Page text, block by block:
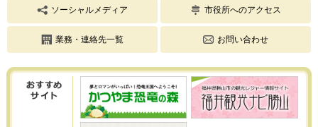
ソーシャルメディア 市役所へのアクセス
業務・連絡先一覧 お問い合わせ